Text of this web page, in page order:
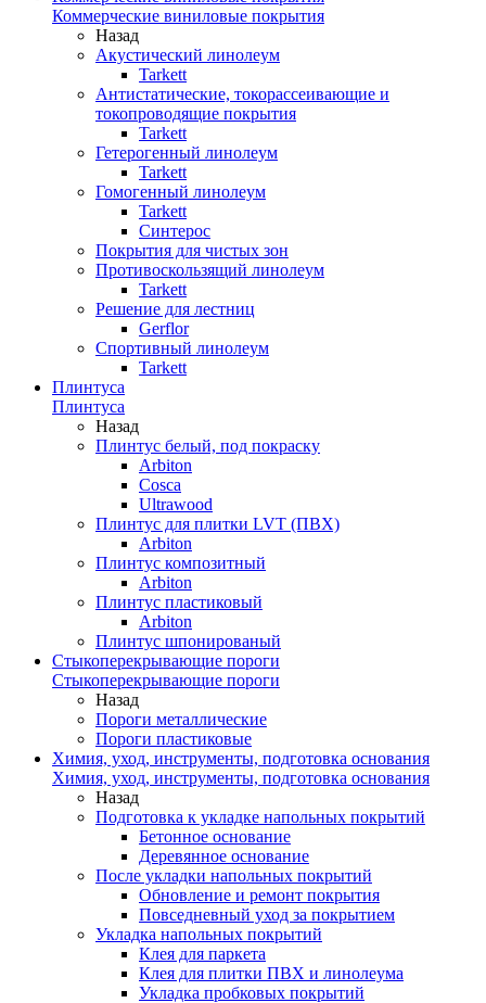
Коммерческие виниловые покрытия
Назад
Акустический линолеум
Tarkett
Антистатические, токорассеивающие и
токопроводящие покрытия
Tarkett
Гетерогенный линолеум
Tarkett
Гомогенный линолеум
Tarkett
Синтерос
Покрытия для чистых зон
Противоскользящий линолеум
Tarkett
Решение для лестниц
Gerflor
Спортивный линолеум
Tarkett
Плинтуса
Плинтуса
Назад
Плинтус белый, под покраску
Arbiton
Cosca
Ultrawood
Плинтус для плитки LVT (ПВХ)
Arbiton
Плинтус композитный
Arbiton
Плинтус пластиковый
Arbiton
Плинтус шпонированый
Стыкоперекрывающие пороги
Стыкоперекрывающие пороги
Назад
Пороги металлические
Пороги пластиковые
Химия, уход, инструменты, подготовка основания
Химия, уход, инструменты, подготовка основания
Назад
Подготовка к укладке напольных покрытий
Бетонное основание
Деревянное основание
После укладки напольных покрытий
Обновление и ремонт покрытия
Повседневный уход за покрытием
Укладка напольных покрытий
Клея для паркета
Клея для плитки ПВХ и линолеума
Укладка пробковых покрытий